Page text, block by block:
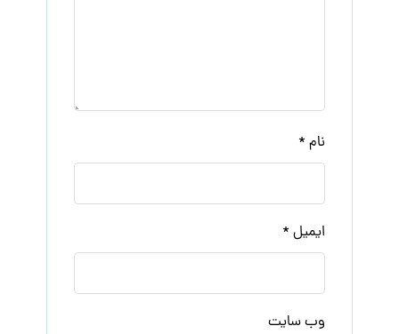
نام *
ایمیل *
وب‌ سایت